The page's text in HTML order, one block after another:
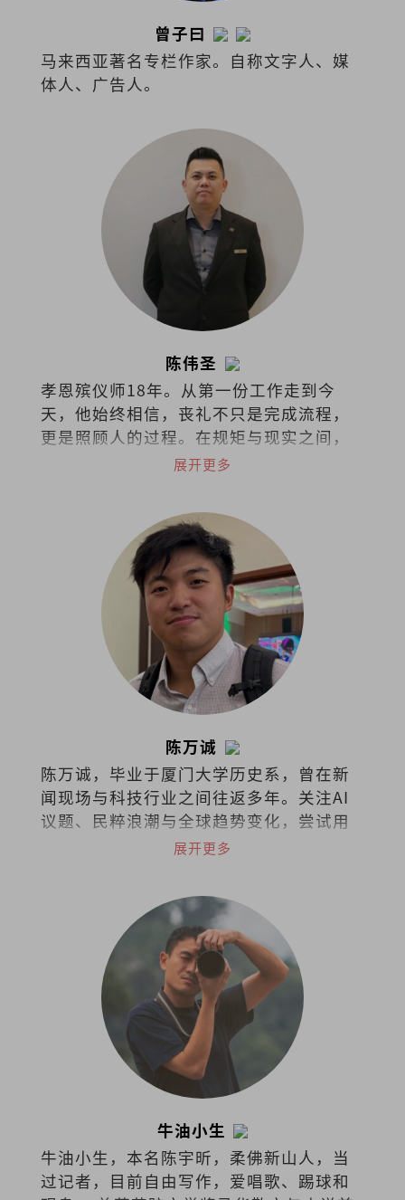
曾子曰
马来西亚著名专栏作家。自称文字人、媒
体人、广告人。
陈伟圣
孝恩殡仪师18年。从第一份工作走到今
天，他始终相信，丧礼不只是完成流程，
更是照顾人的过程。在规矩与现实之间，
他选择把同理留给活着的人。
展开更多
陈万诚
陈万诚，毕业于厦门大学历史系，曾在新
闻现场与科技行业之间往返多年。关注AI
议题、民粹浪潮与全球趋势变化，尝试用
历史的眼睛理解科技时代的人。著有
展开更多
牛油小生
牛油小生，本名陈宇昕，柔佛新山人，当
过记者，目前自由写作，爱唱歌、踢球和